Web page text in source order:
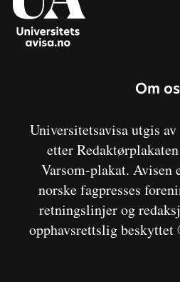
Om
Universitetsavisa utgis
etter
Varsom-plakat. Avisen
norske fagpresses
retningslinjer og
opphavsrettslig